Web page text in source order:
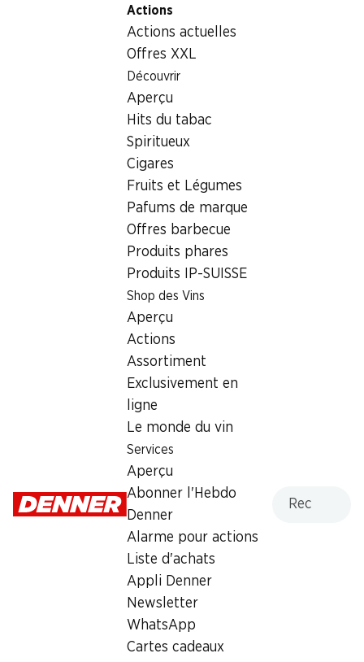
Actions
Actions actuelles
Offres XXL
Découvrir
Aperçu
Hits du tabac
Spiritueux
Cigares
Fruits et Légumes
Pafums de marque
Offres barbecue
Produits phares
Produits IP-SUISSE
Shop des Vins
Aperçu
Actions
Assortiment
Exclusivement en
ligne
Le monde du vin
Services
Aperçu
Abonner l'Hebdo
Denner
Alarme pour actions
Liste d'achats
Appli Denner
Newsletter
WhatsApp
Cartes cadeaux
Bières
Sensations du week-end
Actions hebdomadaires
Bière Sans Alcool lager
26%
8.50
Bière Sans alcool
Feldschlösschen